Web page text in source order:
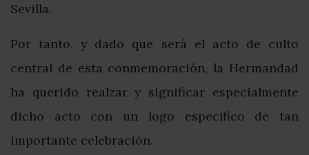
Sevilla.
Por tanto, y dado que será el acto de culto
central de esta conmemoración, la Hermandad
ha querido realzar y significar especialmente
dicho acto con un logo específico de tan
importante celebración.